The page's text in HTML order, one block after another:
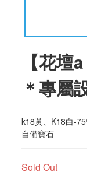
【花壇
＊專屬
k18黃、K18白-
自備寶石
Sold Out